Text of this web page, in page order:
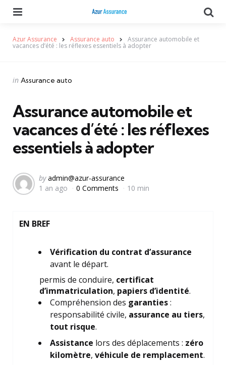
Azur Assurance Assurance auto Assurance automobile et
vacances d’été : les réflexes essentiels à adopter
Categories
Posted
in Assurance auto
Assurance automobile et
vacances d’été : les réflexes
essentiels à adopter
Posted
by
by admin@azur-assurance
1 an ago
0 Comments 10 min
EN BREF
Vérification du contrat d’assurance
avant le départ.
permis de conduire, certificat
d’immatriculation, papiers d’identité.
Compréhension des garanties:
responsabilité civile, assurance au tiers,
tout risque.
Assistance lors des déplacements : zéro
kilomètre, véhicule de remplacement.